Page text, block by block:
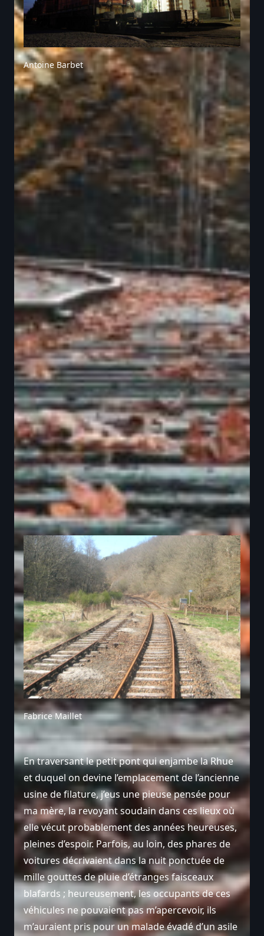
Antoine Barbet
Fabrice Maillet
En traversant le petit pont qui enjambe la Rhue
et duquel on devine l’emplacement de l’ancienne
usine de filature, j’eus une pieuse pensée pour
ma mère, la revoyant soudain dans ces lieux où
elle vécut probablement des années heureuses,
pleines d’espoir. Parfois, au loin, des phares de
voitures décrivaient dans la nuit ponctuée de
mille gouttes de pluie d’étranges faisceaux
blafards ; heureusement, les occupants de ces
véhicules ne pouvaient pas m’apercevoir, ils
m’auraient pris pour un malade évadé d’un asile